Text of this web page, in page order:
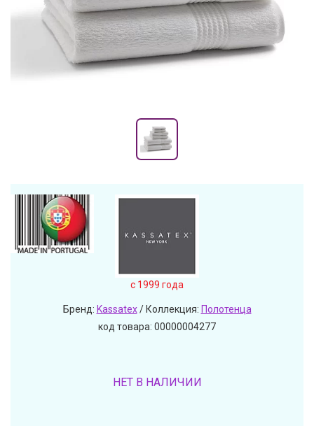
c 1999 года
Бренд: Kassatex/ Коллекция: Полотенца
код товара: 00000004277
НЕТ В НАЛИЧИИ